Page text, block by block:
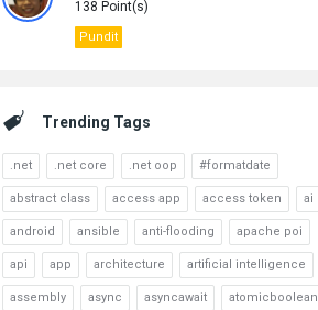
138 Point(s)
Pundit
Trending Tags
.net .net core .net oop #formatdate
abstract class access app access token ai
android ansible anti-flooding apache poi
api app architecture artificial intelligence
assembly async asyncawait atomicboolean